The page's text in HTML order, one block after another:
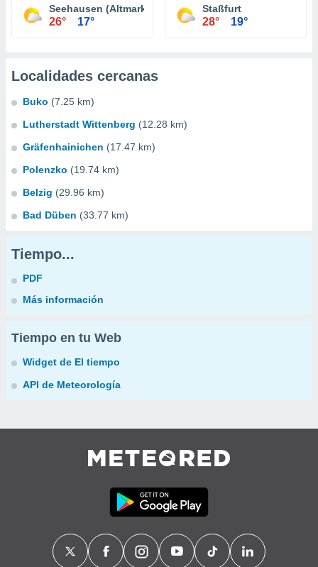
Seehausen (Altmark)
26° 17°
Staßfurt
28° 19°
Localidades cercanas
Buko (7.25 km)
Lutherstadt Wittenberg (12.28 km)
Gräfenhainichen (17.47 km)
Polenzko (19.74 km)
Belzig (29.96 km)
Bad Düben (33.77 km)
Tiempo...
PDF
Más información
Tiempo en tu Web
Widget de El tiempo
API de Meteorología